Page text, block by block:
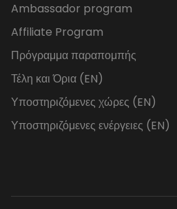
Ambassador program
Affiliate Program
Πρόγραμμα παραπομπής
Τέλη και Όρια (EN)
Υποστηριζόμενες χώρες (EN)
Υποστηριζόμενες ενέργειες (EN)